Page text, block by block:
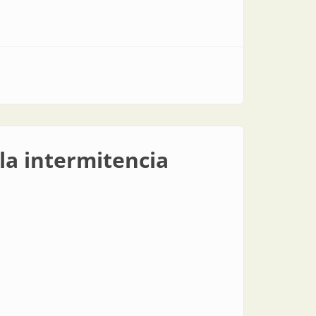
intermitencia